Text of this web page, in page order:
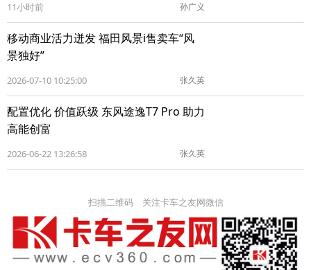
11小时前 孙广义
移动商业活力迸发 福田风景i售卖车“风
景独好”
2026-07-10 10:25:00 张久英
配置优化 价值跃级 东风途逸T7 Pro 助力
高能创富
2026-06-22 13:26:58 张久英
扫描二维码 关注卡车之友网微信